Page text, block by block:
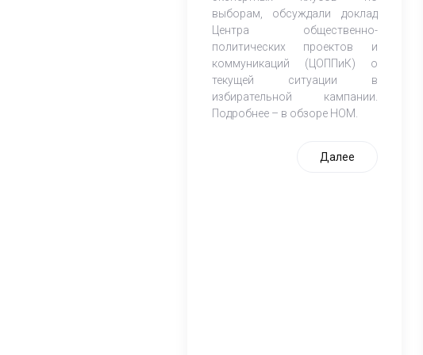
выборам, обсуждали доклад
Центра общественно-
политических проектов и
коммуникаций (ЦОППиК) о
текущей ситуации в
избирательной кампании.
Подробнее – в обзоре НОМ.
Далее